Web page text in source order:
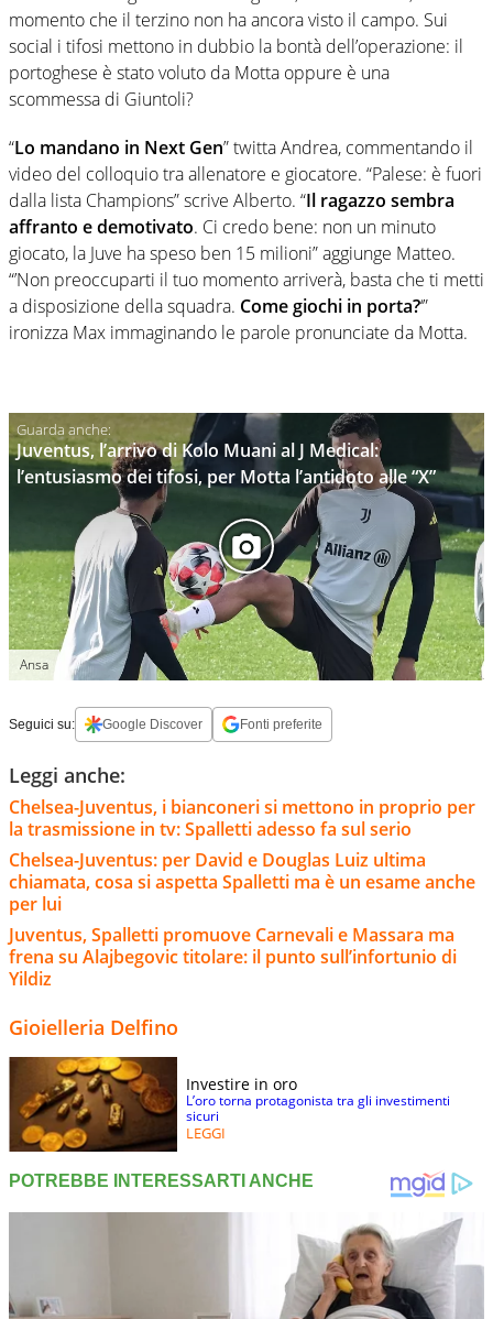
momento che il terzino non ha ancora visto il campo. Sui
social i tifosi mettono in dubbio la bontà dell’operazione: il
portoghese è stato voluto da Motta oppure è una
scommessa di Giuntoli?
“Lo mandano in Next Gen” twitta Andrea, commentando il
video del colloquio tra allenatore e giocatore. “Palese: è fuori
dalla lista Champions” scrive Alberto. “Il ragazzo sembra
affranto e demotivato. Ci credo bene: non un minuto
giocato, la Juve ha speso ben 15 milioni” aggiunge Matteo.
“’Non preoccuparti il tuo momento arriverà, basta che ti metti
a disposizione della squadra. Come giochi in porta?‘”
ironizza Max immaginando le parole pronunciate da Motta.
Juventus, l’arrivo di Kolo Muani al J Medical:
l’entusiasmo dei tifosi, per Motta l’antidoto alle “X”
Ansa
Seguici su: Google Discover Fonti preferite
Leggi anche:
Chelsea-Juventus, i bianconeri si mettono in proprio per
la trasmissione in tv: Spalletti adesso fa sul serio
Chelsea-Juventus: per David e Douglas Luiz ultima
chiamata, cosa si aspetta Spalletti ma è un esame anche
per lui
Juventus, Spalletti promuove Carnevali e Massara ma
frena su Alajbegovic titolare: il punto sull’infortunio di
Yildiz
Gioielleria Delfino
Investire in oro
L’oro torna protagonista tra gli investimenti
sicuri
LEGGI